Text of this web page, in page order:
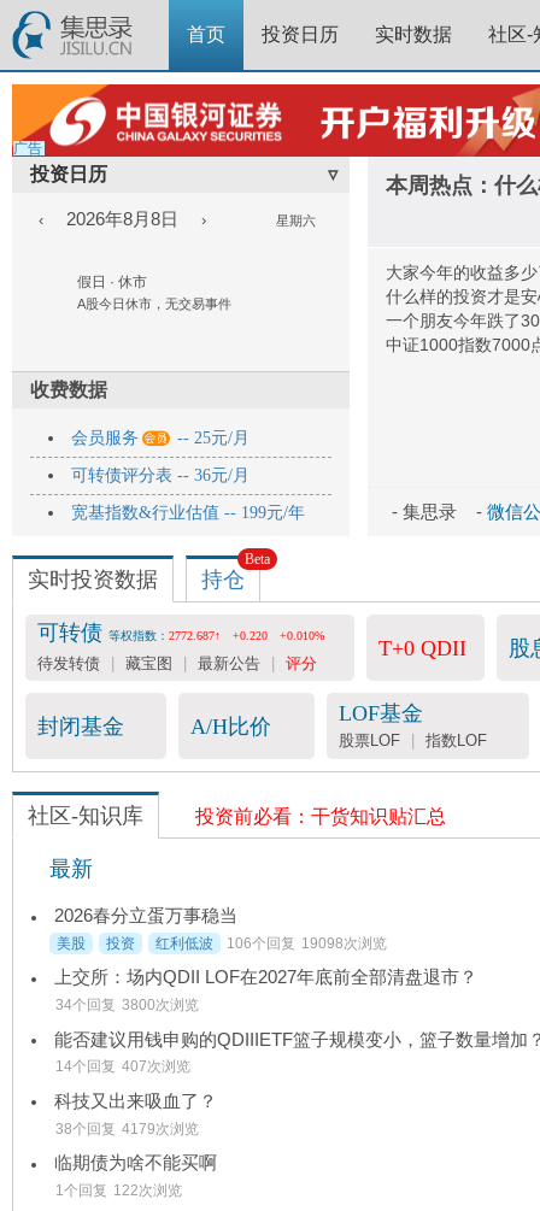
首页 投资日历 实时数据 社区-
广告
投资日历 ▿
‹ 2026年8月8日 › 星期六
假日 · 休市
A股今日休市，无交易事件
收费数据
会员服务  -- 25元/月
可转债评分表 -- 36元/月
宽基指数&行业估值 -- 199元/年
本周热点：什
大家今年的收益多
什么样的投资才是
一个朋友今年跌了
中证1000指数7000
- 集思录 - 微信
实时投资数据 持仓
Beta
可转债 等权指数： 2772.687↑ +0.220 +0.010%
待发转债 藏宝图 最新公告 评分
T+0 QDII 股
封闭基金 A/H比价
LOF基金
股票LOF | 指数LOF
社区-知识库 投资前必看：干货知识贴汇总
最新
2026春分立蛋万事稳当
美股 投资 红利低波 106个回复 19098次浏览
上交所：场内QDII LOF在2027年底前全部清盘退市？
34个回复 3800次浏览
能否建议用钱申购的QDIIIETF篮子规模变小，篮子数量增加
14个回复 407次浏览
科技又出来吸血了？
38个回复 4179次浏览
临期债为啥不能买啊
1个回复 122次浏览